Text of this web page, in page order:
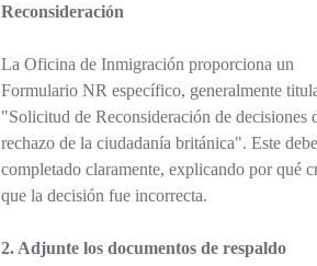
Reconsideración
La Oficina de Inmigración proporciona un
Formulario NR específico, generalmente
"Solicitud de Reconsideración de decisiones
rechazo de la ciudadanía británica". Este
completado claramente, explicando por qué
que la decisión fue incorrecta.
2. Adjunte los documentos de respaldo